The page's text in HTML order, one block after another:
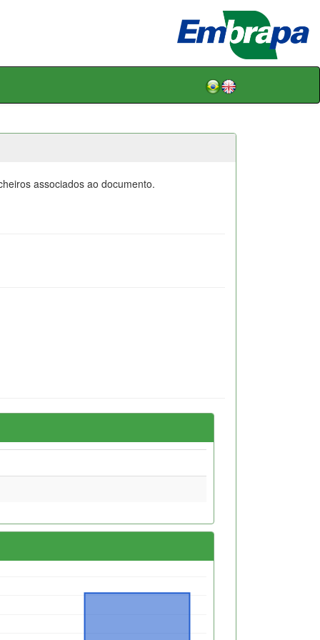
associados ao documento.